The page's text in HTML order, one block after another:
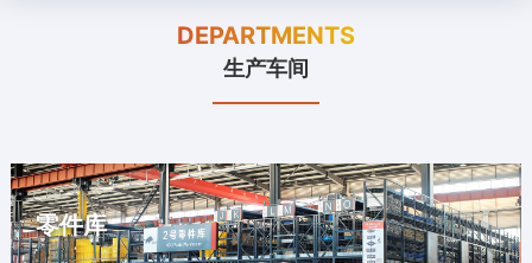
DEPARTMENTS
生产车间
零件库